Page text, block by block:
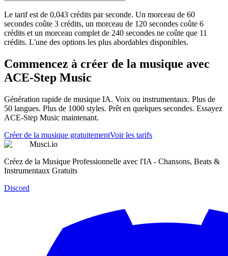
Le tarif est de 0,043 crédits par seconde. Un morceau de 60
secondes coûte 3 crédits, un morceau de 120 secondes coûte 6
crédits et un morceau complet de 240 secondes ne coûte que 11
crédits. L'une des options les plus abordables disponibles.
Commencez à créer de la musique avec
ACE-Step Music
Génération rapide de musique IA. Voix ou instrumentaux. Plus de
50 langues. Plus de 1000 styles. Prêt en quelques secondes. Essayez
ACE-Step Music maintenant.
Créer de la musique gratuitementVoir les tarifs
Musci.io
Créez de la Musique Professionnelle avec l'IA - Chansons, Beats &
Instrumentaux Gratuits
Discord